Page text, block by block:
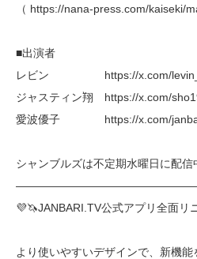
（ https://nana-press.com/kaiseki/
■出演者
レビン https://x.com/
ジャスティン翔 https://x.com/
愛波優子 https://x.com/
シャンブルズは不定期水曜日に配信
💜🦄JANBARI.TV公式アプリ全面リ
より使いやすいデザインで、新機